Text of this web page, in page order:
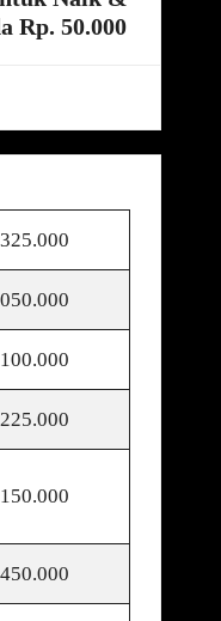
Rp. 50.000